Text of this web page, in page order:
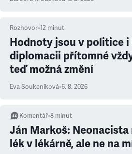
Rozhovor•12 minut
Hodnoty jsou v politice
diplomacii přítomné
teď možná změní
Eva Soukeníková•6. 8. 2026
Komentář•8 minut
Ján Markoš: Neonacista
lék v lékárně, ale ne na